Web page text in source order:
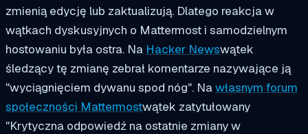
zmienią edycję lub zaktualizują. Dlatego reakcja w
wątkach dyskusyjnych o Mattermost i samodzielnym
hostowaniu była ostra. Na Hacker Newswątek
śledzący tę zmianę zebrał komentarze nazywające ją
"wyciągnięciem dywanu spod nóg". Nawłasnym forum
społeczności Mattermostwątek zatytułowany
"Krytyczna odpowiedź na ostatnie zmiany w